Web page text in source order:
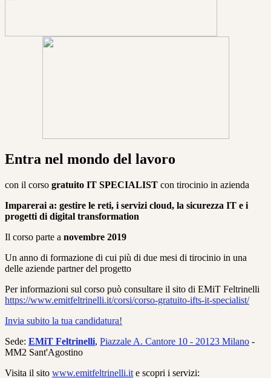
Entra nel mondo del lavoro
con il corso gratuito IT SPECIALIST con tirocinio in azienda
Imparerai a: gestire le reti, i servizi cloud, la sicurezza IT e i
progetti di digital transformation
Il corso parte a novembre 2019
Un anno di formazione di cui più di due mesi di tirocinio in una
delle aziende partner del progetto
Per informazioni sul corso può consultare il sito di EMiT Feltrinelli
https://www.emitfeltrinelli.it/corsi/corso-gratuito-ifts-it-specialist/
Invia subito la tua candidatura!
Sede: EMiT Feltrinelli, Piazzale A. Cantore 10 - 20123 Milano -
MM2 Sant'Agostino
Visita il sito www.emitfeltrinelli.it e scopri i servizi: